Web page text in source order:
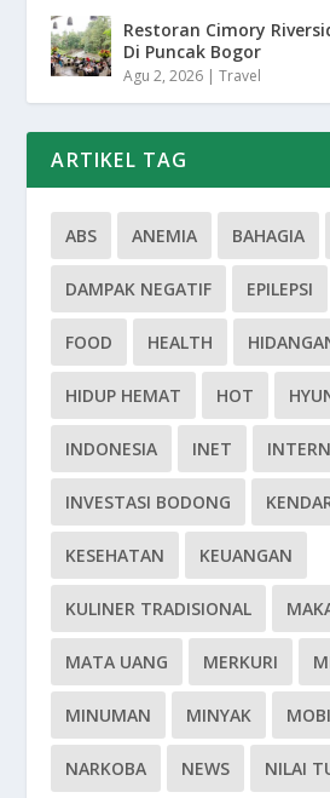
Restoran Cimory
Di Puncak Bogor
Agu 2, 2026 |Travel
ARTIKEL TAG
ABS ANEMIA BAHAGIA
DAMPAK NEGATIF EPILEPSI
FOOD HEALTH
HIDUP HEMAT HOT
INDONESIA INET
INVESTASI BODONG
KESEHATAN KEUANGAN
KULINER TRADISIONAL
MATA UANG MERKURI
MINUMAN MINYAK
NARKOBA NEWS NILAI